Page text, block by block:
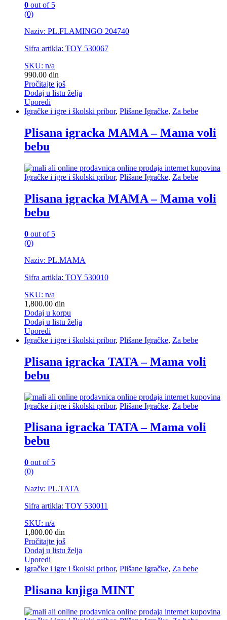
0 out of 5
(0)
Naziv: PL.FLAMINGO 204740
Sifra artikla: TOY 530067
SKU: n/a
990.00 din
Pročitajte još
Dodaj u listu želja
Uporedi
Igračke i igre i školski pribor, Plišane Igračke, Za bebe
Plisana igracka MAMA – Mama voli
bebu
Igračke i igre i školski pribor, Plišane Igračke, Za bebe
Plisana igracka MAMA – Mama voli
bebu
0 out of 5
(0)
Naziv: PL.MAMA
Sifra artikla: TOY 530010
SKU: n/a
1,800.00 din
Dodaj u korpu
Dodaj u listu želja
Uporedi
Igračke i igre i školski pribor, Plišane Igračke, Za bebe
Plisana igracka TATA – Mama voli
bebu
Igračke i igre i školski pribor, Plišane Igračke, Za bebe
Plisana igracka TATA – Mama voli
bebu
0 out of 5
(0)
Naziv: PL.TATA
Sifra artikla: TOY 530011
SKU: n/a
1,800.00 din
Pročitajte još
Dodaj u listu želja
Uporedi
Igračke i igre i školski pribor, Plišane Igračke, Za bebe
Plisana knjiga MINT